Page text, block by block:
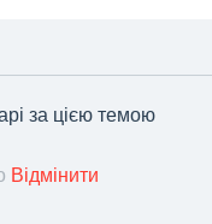
за цією темою
Відмінити